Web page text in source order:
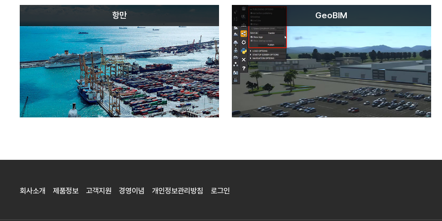
항만 GeoBIM
회사소개 제품정보 고객지원 경영이념 개인정보관리방침 로그인